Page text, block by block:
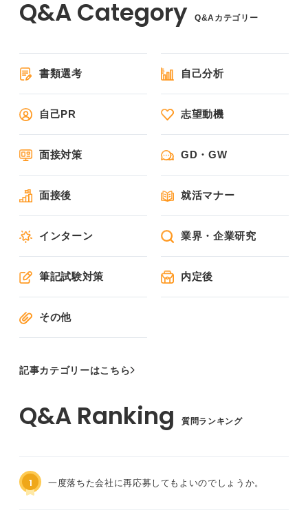
Q&Aカテゴリー
書類選考 自己分析
自己PR 志望動機
面接対策 GD・GW
面接後 就活マナー
インターン 業界・企業研究
筆記試験対策 内定後
その他
記事カテゴリーはこちら
質問ランキング
1 一度落ちた会社に再応募してもよいのでしょうか。